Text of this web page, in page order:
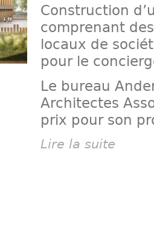
Construction
comprenant
locaux de
pour le
Le bureau
Architectes
prix pour son
Lire la suite